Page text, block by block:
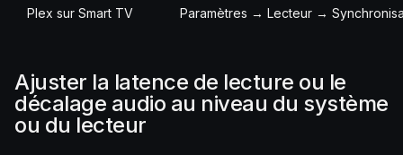
Plex sur Smart TV Paramètres → Lecteur →
Ajuster la latence de lecture ou le
décalage audio au niveau du système
ou du lecteur